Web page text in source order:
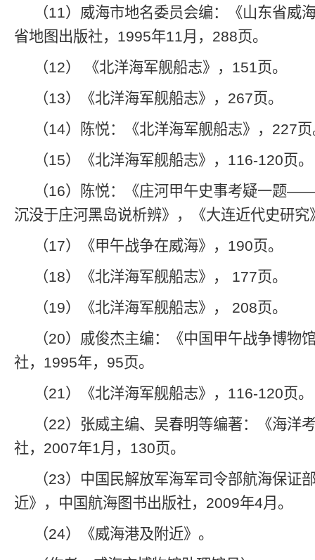
（11）威海市地名委员会编：《山东省威
省地图出版社，1995年11月，288页。
（12） 《北洋海军舰船志》，151页。
（13）《北洋海军舰船志》，267页。
（14）陈悦：《北洋海军舰船志》，227
（15）《北洋海军舰船志》，116-120页。
（16）陈悦：《庄河甲午史事考疑一题
沉没于庄河黑岛说析辨》，《大连近代史研究
（17）《甲午战争在威海》，190页。
（18）《北洋海军舰船志》， 177页。
（19）《北洋海军舰船志》， 208页。
（20）戚俊杰主编：《中国甲午战争博物
社，1995年，95页。
（21）《北洋海军舰船志》，116-120页。
（22）张威主编、吴春明等编著：《海洋
社，2007年1月，130页。
（23）中国民解放军海军司令部航海保证
近》，中国航海图书出版社，2009年4月。
（24）《威海港及附近》。